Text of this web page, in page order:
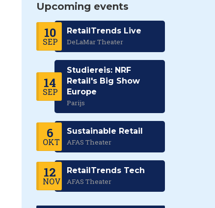
Upcoming events
10
SEP
RetailTrends Live
DeLaMar Theater
14
SEP
Studiereis: NRF
Retail's Big Show
Europe
Parijs
6
OKT
Sustainable Retail
AFAS Theater
12
NOV
RetailTrends Tech
AFAS Theater